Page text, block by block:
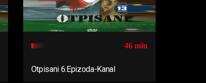
46 min
Otpisani 6.Epizoda-Kanal